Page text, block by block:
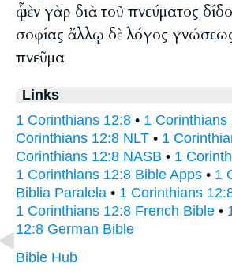
ᾧ μὲν γὰρ διὰ τοῦ πνεύματος
σοφίας ἄλλῳ δὲ λόγος
πνεῦμα
Links
1 Corinthians 12:8 • 1 Corinthians
Corinthians 12:8 NLT • 1
Corinthians 12:8 NASB • 1
1 Corinthians 12:8 Bible Apps • 1
Biblia Paralela • 1 Corinthians
1 Corinthians 12:8 French Bible •
12:8 German Bible
Bible Hub